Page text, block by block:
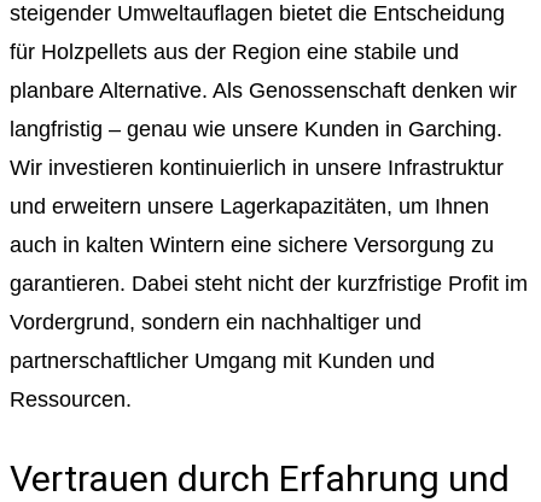
steigender Umweltauflagen bietet die Entscheidung
für Holzpellets aus der Region eine stabile und
planbare Alternative. Als Genossenschaft denken wir
langfristig – genau wie unsere Kunden in Garching.
Wir investieren kontinuierlich in unsere Infrastruktur
und erweitern unsere Lagerkapazitäten, um Ihnen
auch in kalten Wintern eine sichere Versorgung zu
garantieren. Dabei steht nicht der kurzfristige Profit im
Vordergrund, sondern ein nachhaltiger und
partnerschaftlicher Umgang mit Kunden und
Ressourcen.
Vertrauen durch Erfahrung und